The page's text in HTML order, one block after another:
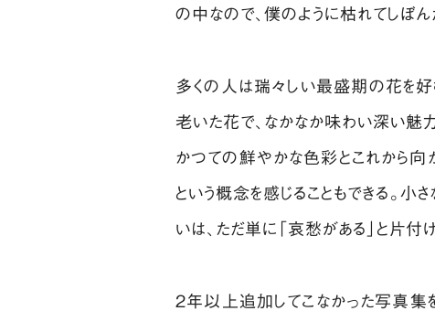
の中なので、僕のように枯れてしぼ
多くの人は瑞々しい最盛期の花を好
老いた花で、なかなか味わい深い魅
かつての鮮やかな色彩とこれから向
という概念を感じることもできる。
いは、ただ単に「哀愁がある」と片付
2年以上追加してこなかった写真集